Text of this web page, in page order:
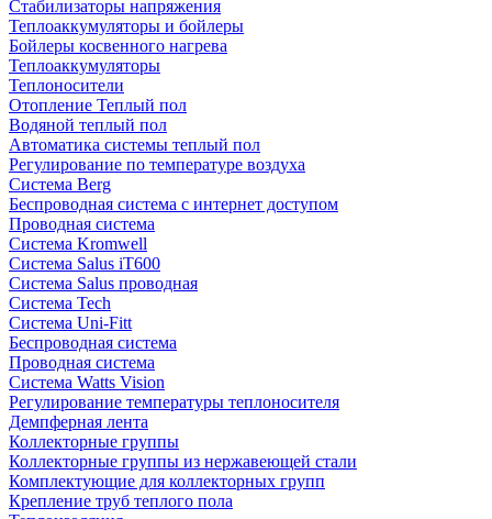
Стабилизаторы напряжения
Теплоаккумуляторы и бойлеры
Бойлеры косвенного нагрева
Теплоаккумуляторы
Теплоносители
Отопление Теплый пол
Водяной теплый пол
Автоматика системы теплый пол
Регулирование по температуре воздуха
Система Berg
Беспроводная система с интернет доступом
Проводная система
Система Kromwell
Система Salus iT600
Система Salus проводная
Система Tech
Система Uni-Fitt
Беспроводная система
Проводная система
Система Watts Vision
Регулирование температуры теплоносителя
Демпферная лента
Коллекторные группы
Коллекторные группы из нержавеющей стали
Комплектующие для коллекторных групп
Крепление труб теплого пола